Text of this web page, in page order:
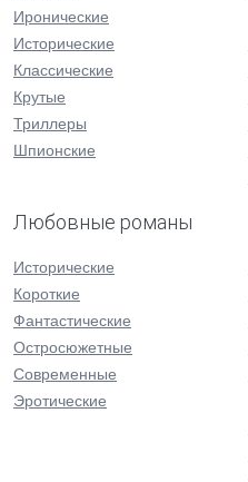
Иронические
Исторические
Классические
Крутые
Триллеры
Шпионские
Любовные романы
Исторические
Короткие
Фантастические
Остросюжетные
Современные
Эротические